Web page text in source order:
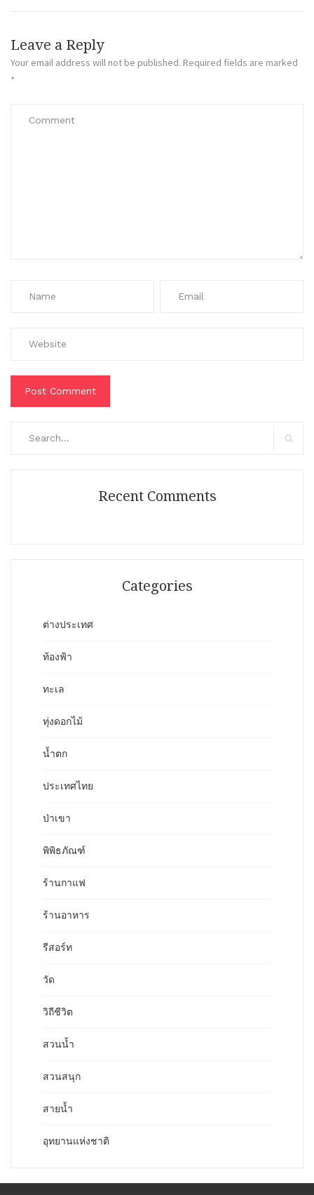
Leave a Reply
Your email address will not be published. Required fields are marked
*
Recent Comments
Categories
ต่างประเทศ
ท้องฟ้า
ทะเล
ทุ่งดอกไม้
น้ำตก
ประเทศไทย
ป่าเขา
พิพิธภัณฑ์
ร้านกาแฟ
ร้านอาหาร
รีสอร์ท
วัด
วิถีชีวิต
สวนน้ำ
สวนสนุก
สายน้ำ
อุทยานแห่งชาติ